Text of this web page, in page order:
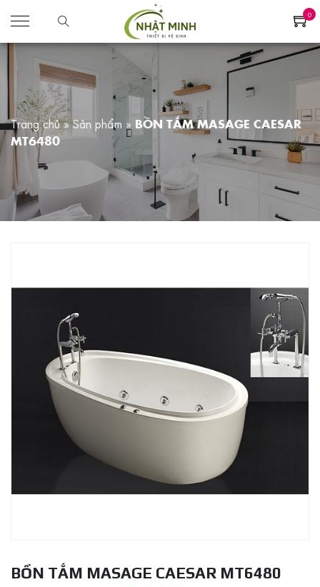
0
Trang chủ»Sản phẩm » BỒN TẮM MASAGE CAESAR
MT6480
BỒN TẮM MASAGE CAESAR MT6480